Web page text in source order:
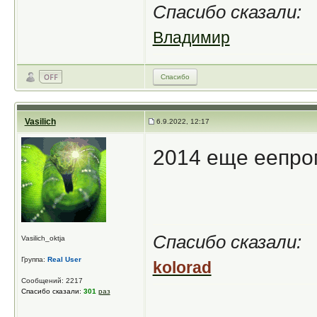
Спасибо сказали:
Владимир
Спасибо
Vasilich 6.9.2022, 12:17
Vasilich_oktja
Группа: Real User
Сообщений: 2217
Спасибо сказали: 301 раз
2014 еще
Спасибо сказали:
kolorad